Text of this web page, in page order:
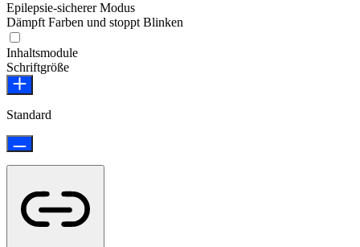
Epilepsie-sicherer Modus
Dämpft Farben und stoppt Blinken
Inhaltsmodule
Schriftgröße
Standard